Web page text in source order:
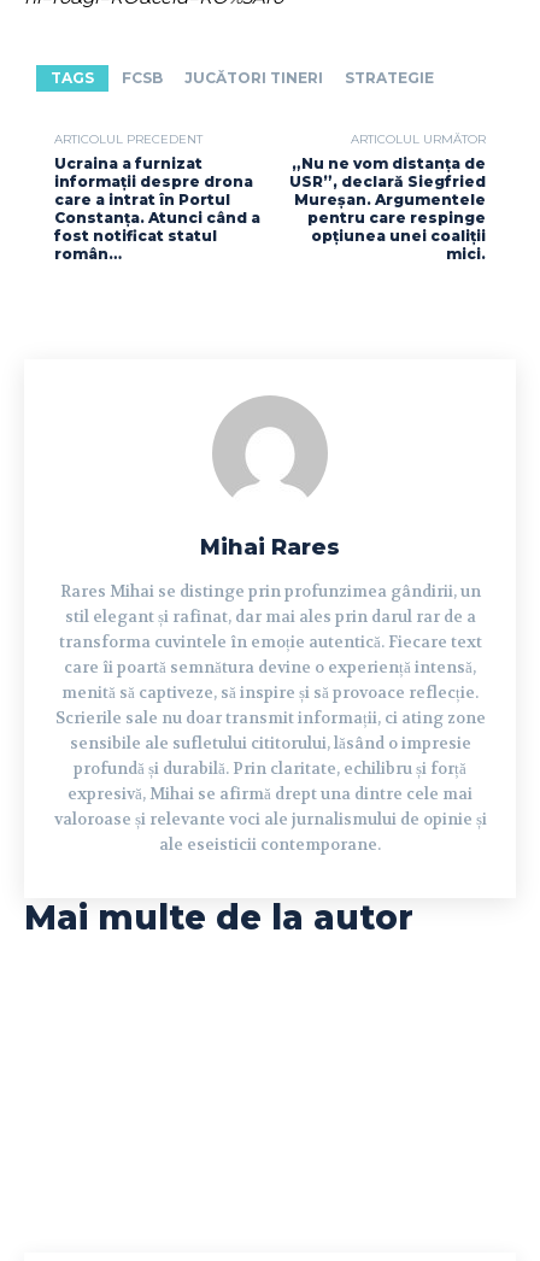
TAGS FCSB JUCĂTORI TINERI STRATEGIE
ARTICOLUL PRECEDENT
Ucraina a furnizat
informații despre drona
care a intrat în Portul
Constanța. Atunci când a
fost notificat statul
român…
ARTICOLUL URMĂTOR
„Nu ne vom distanța de
USR”, declară Siegfried
Mureșan. Argumentele
pentru care respinge
opțiunea unei coaliții
mici.
Mihai Rares
Rares Mihai se distinge prin profunzimea gândirii, un
stil elegant și rafinat, dar mai ales prin darul rar de a
transforma cuvintele în emoție autentică. Fiecare text
care îi poartă semnătura devine o experiență intensă,
menită să captiveze, să inspire și să provoace reflecție.
Scrierile sale nu doar transmit informații, ci ating zone
sensibile ale sufletului cititorului, lăsând o impresie
profundă și durabilă. Prin claritate, echilibru și forță
expresivă, Mihai se afirmă drept una dintre cele mai
valoroase și relevante voci ale jurnalismului de opinie și
ale eseisticii contemporane.
Mai multe de la autor